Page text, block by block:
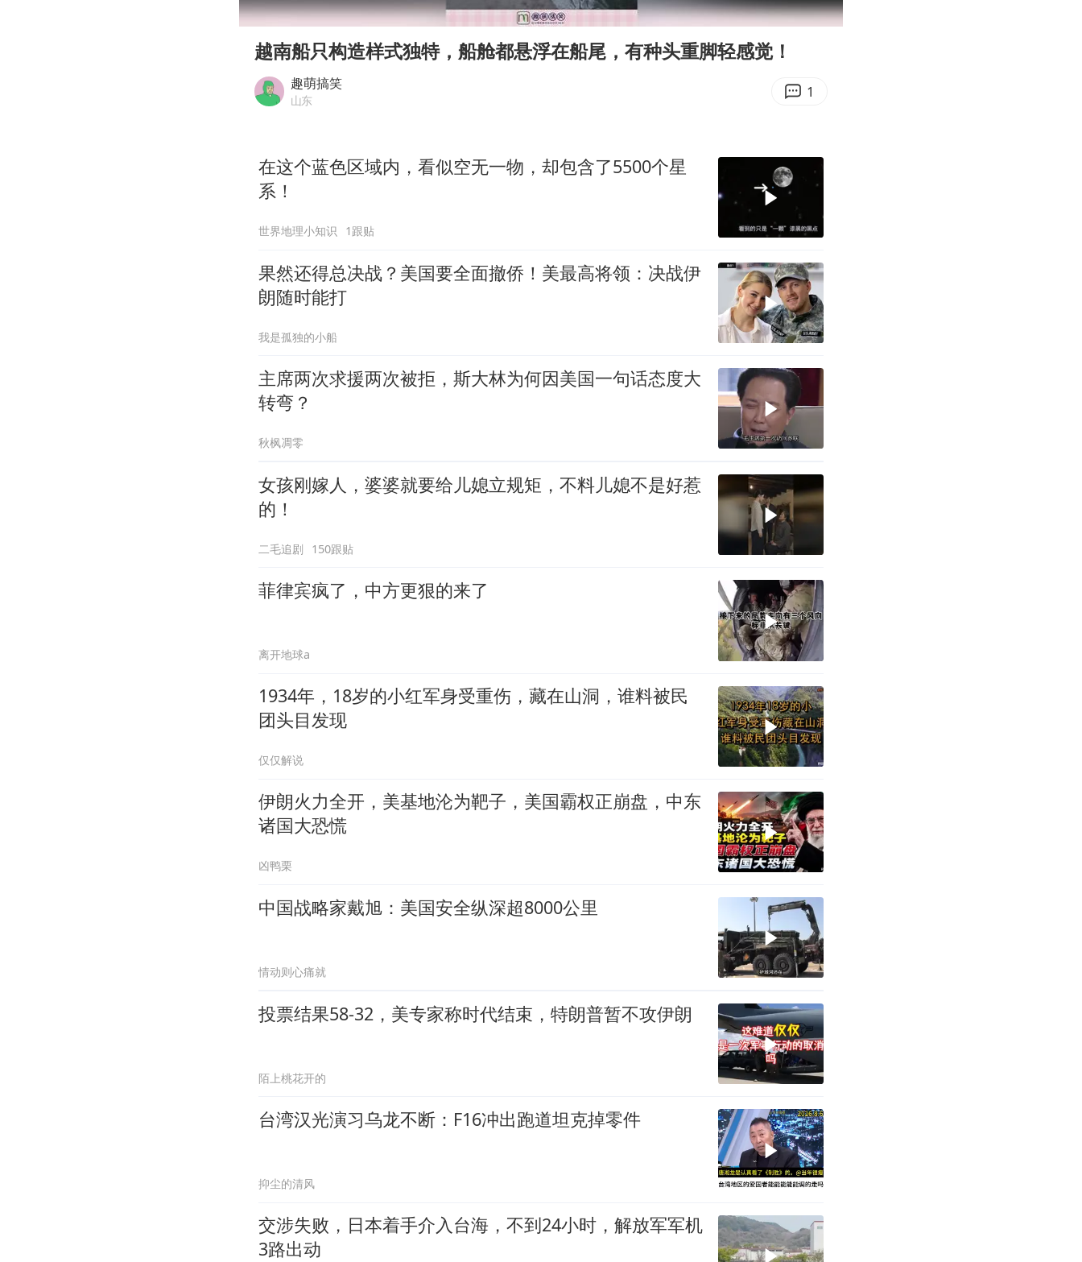
浙江台州《告全体市民书》
西贝创始人贾国龙押注鲜羊赛道
36岁男演员成景区NPC后人气爆棚
Play
00:00 00:12
Enter
越南船只构造样式独特，船舱都悬浮在船尾，有种头重脚轻感觉！
趣萌搞笑
山东 1
在这个蓝色区域内，看似空无一物，却包含了5500个星
系！
世界地理小知识 1跟贴
果然还得总决战？美国要全面撤侨！美最高将领：决战伊
朗随时能打
我是孤独的小船
主席两次求援两次被拒，斯大林为何因美国一句话态度大
转弯？
秋枫凋零
女孩刚嫁人，婆婆就要给儿媳立规矩，不料儿媳不是好惹
的！
二毛追剧 150跟贴
菲律宾疯了，中方更狠的来了
离开地球a
1934年，18岁的小红军身受重伤，藏在山洞，谁料被民
团头目发现
仅仅解说
伊朗火力全开，美基地沦为靶子，美国霸权正崩盘，中东
诸国大恐慌
凶鸭栗
中国战略家戴旭：美国安全纵深超8000公里
情动则心痛就
投票结果58-32，美专家称时代结束，特朗普暂不攻伊朗
陌上桃花开的
台湾汉光演习乌龙不断：F16冲出跑道坦克掉零件
抑尘的清风
交涉失败，日本着手介入台海，不到24小时，解放军军机
3路出动